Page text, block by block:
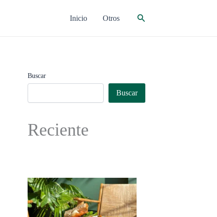
Inicio Otros Buscar
Buscar
Buscar
Reciente